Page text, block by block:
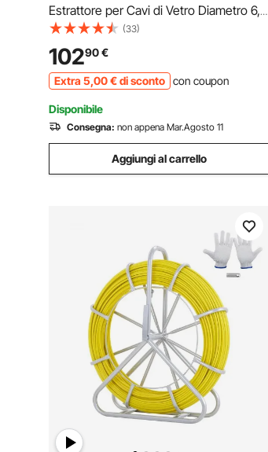
Estrattore per Cavi di Vetro Diametro 6,3
m con Supporto Asta per Cavi
Lunghezza 100 m Non Conduttivo,
Tiracavi per Gestione di Cablaggio 2
Testine di Ricambio
(33)
10290€
Extra 5,00€di sconto con coupon
Disponibile
Consegna: non appena Mar.Agosto 11
Aggiungi al carrello